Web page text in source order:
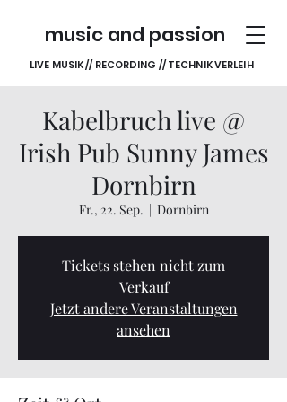
music and passion
LIVE MUSIK // RECORDING // TECHNIK VERLEIH
Kabelbruch live @
Irish Pub Sunny James
Dornbirn
Fr., 22. Sep.
  |
Dornbirn
Tickets stehen nicht zum
Verkauf
Jetzt andere Veranstaltungen
ansehen